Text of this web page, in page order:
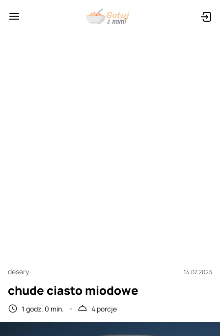
desery 14.07.2023
chude ciasto miodowe
1 godz. 0 min. 4 porcje